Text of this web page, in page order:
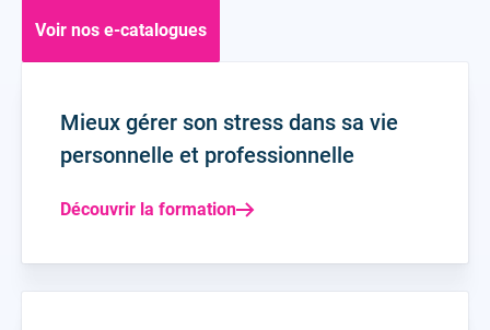
Voir nos e-catalogues
Mieux gérer son stress dans sa vie
personnelle et professionnelle
Découvrir la formation